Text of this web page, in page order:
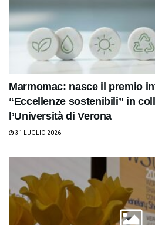
Marmomac: nasce il premio
“Eccellenze sostenibili” in
l’Università di Verona
31 LUGLIO 2026